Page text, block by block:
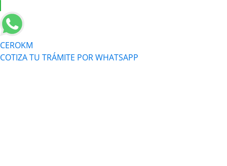
CEROKM
COTIZA TU TRÁMITE POR WHATSAPP